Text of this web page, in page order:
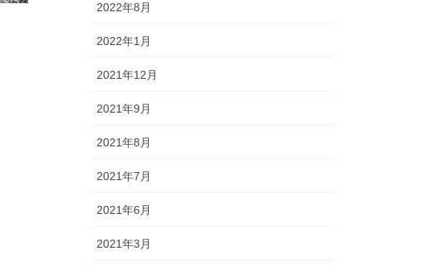
2022年8月
2022年1月
2021年12月
2021年9月
2021年8月
2021年7月
2021年6月
2021年3月